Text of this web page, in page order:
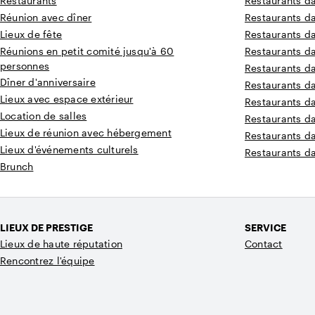
Réunion avec dîner
Lieux de fête
Réunions en petit comité jusqu'à 60
personnes
Dîner d'anniversaire
Lieux avec espace extérieur
Location de salles
Lieux de réunion avec hébergement
Lieux d'événements culturels
Brunch
Restaurants
Restaurants
Restaurants
Restaurants
Restaurants
Restaurants
Restaurants
Restaurants
Restaurants
LIEUX DE PRESTIGE
Lieux de haute réputation
Rencontrez l'équipe
SERVICE
Contact